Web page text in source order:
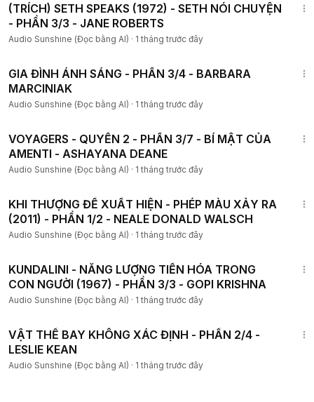
(TRÍCH) SETH SPEAKS (1972) - SETH NÓI CHUYỆN
- PHẦN 3/3 - JANE ROBERTS
Audio Sunshine (Đọc bằng AI) · 1 tháng trước đây
GIA ĐÌNH ÁNH SÁNG - PHẦN 3/4 - BARBARA
MARCINIAK
Audio Sunshine (Đọc bằng AI) · 1 tháng trước đây
VOYAGERS - QUYỂN 2 - PHẦN 3/7 - BÍ MẬT CỦA
AMENTI - ASHAYANA DEANE
Audio Sunshine (Đọc bằng AI) · 1 tháng trước đây
KHI THƯỢNG ĐẾ XUẤT HIỆN - PHÉP MÀU XẢY RA
(2011) - PHẦN 1/2 - NEALE DONALD WALSCH
Audio Sunshine (Đọc bằng AI) · 1 tháng trước đây
KUNDALINI - NĂNG LƯỢNG TIẾN HÓA TRONG
CON NGƯỜI (1967) - PHẦN 3/3 - GOPI KRISHNA
Audio Sunshine (Đọc bằng AI) · 1 tháng trước đây
VẬT THỂ BAY KHÔNG XÁC ĐỊNH - PHẦN 2/4 -
LESLIE KEAN
Audio Sunshine (Đọc bằng AI) · 1 tháng trước đây